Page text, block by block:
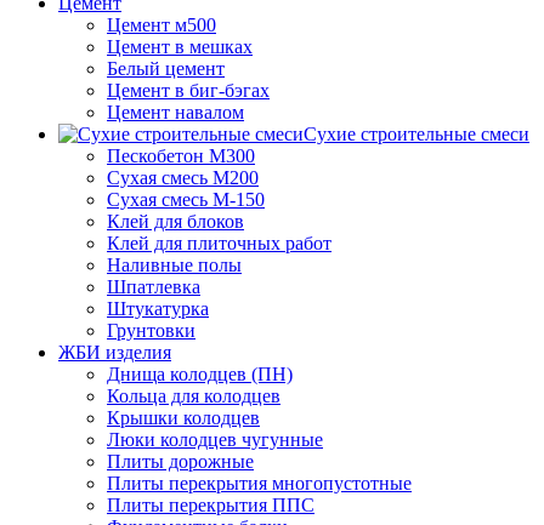
Цемент м500
Цемент в мешках
Белый цемент
Цемент в биг-бэгах
Цемент навалом
Сухие строительные смеси
Пескобетон М300
Сухая смесь М200
Сухая смесь М-150
Клей для блоков
Клей для плиточных работ
Наливные полы
Шпатлевка
Штукатурка
Грунтовки
ЖБИ изделия
Днища колодцев (ПН)
Кольца для колодцев
Крышки колодцев
Люки колодцев чугунные
Плиты дорожные
Плиты перекрытия многопустотные
Плиты перекрытия ППС